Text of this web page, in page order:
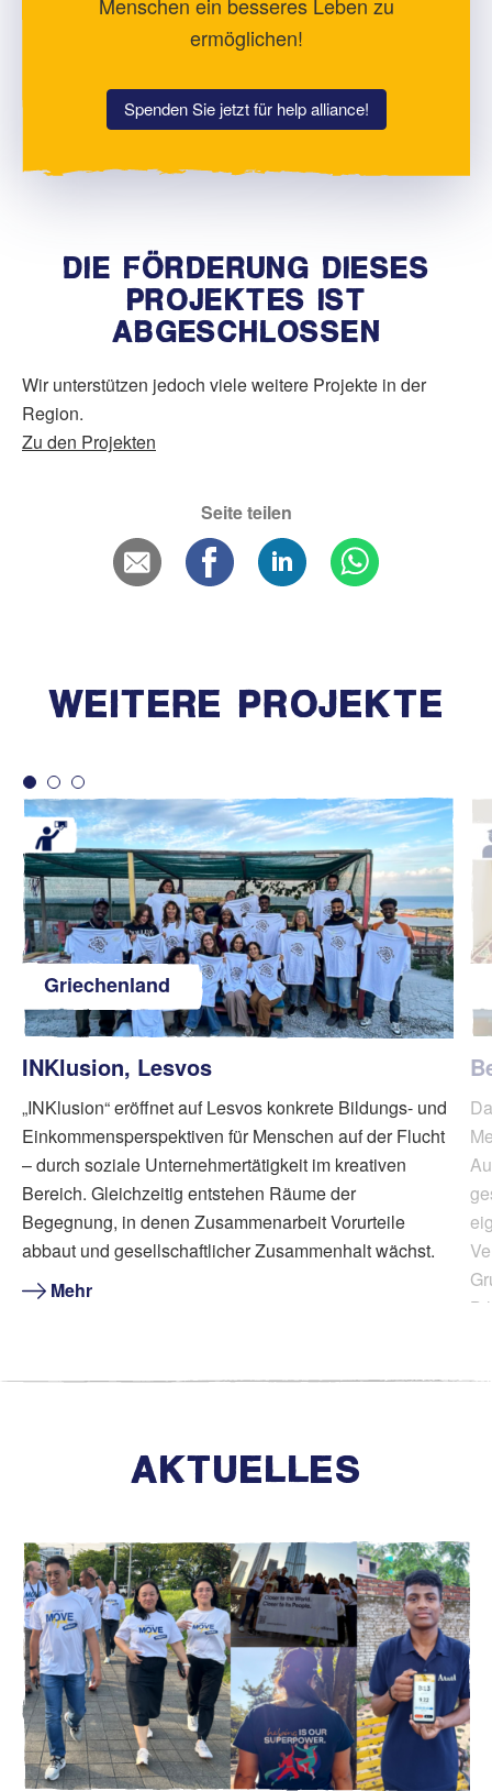
ermöglichen!
Spenden Sie jetzt für help alliance!
DIE FÖRDERUNG DIESES
PROJEKTES IST
ABGESCHLOSSEN
Wir unterstützen jedoch viele weitere Projekte in der
Region.
Zu den Projekten
Seite teilen
WEITERE PROJEKTE
Griechenland
INKlusion, Lesvos
„INKlusion“ eröffnet auf Lesvos konkrete Bildungs- und
Einkommensperspektiven für Menschen auf der Flucht
– durch soziale Unternehmertätigkeit im kreativen
Bereich. Gleichzeitig entstehen Räume der
Begegnung, in denen Zusammenarbeit Vorurteile
abbaut und gesellschaftlicher Zusammenhalt wächst.
Mehr
AKTUELLES